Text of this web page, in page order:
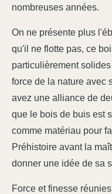
nombreuses années.
On ne présente plus
qu'il ne flotte pas, ce
particulièrement
force de la nature avec
avez une alliance de
que le bois de buis est
comme matériau pour
Préhistoire avant la
donner une idée de sa
Force et finesse